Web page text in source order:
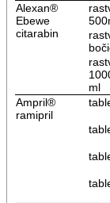
Alexan®
Ebewe
citarabin
ml
Ampril®
ramipril